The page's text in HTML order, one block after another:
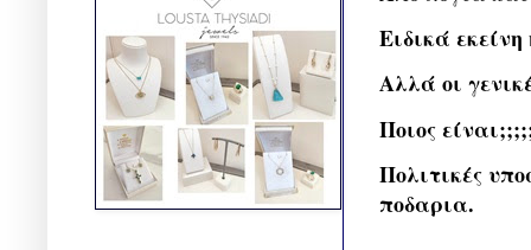
Ειδικά
Αλλά οι
Ποιος
Πολιτικές
ποδαρια.